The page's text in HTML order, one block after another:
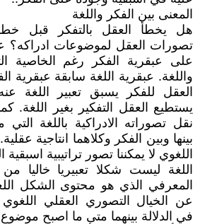
المعنى بين الفكر واللغة
هل يخطأ العقل بالتفكر قبل
تصورات العقل لموضوعات ادراكه؟
على عبقرية الفكر رغم الخاصية
واللغة. عبقرية اللغة سابقة عبقرية
العقل للفكر يسبق تعبير اللغة
يستطيع العقل التفكير بغير اللغة.
نقل تصوراته الادراكية باللغة
بينها وبين الفكر وكلاهما انتاجية
اللغوي لا يمكننا تصور تراتيبية
اللغة ليست شكلا تعبيريا خاليا
المعرفي الذي هو محتوى الشكل
عن الخيال التصوري العقلي اللغوي
في الدلالة بينهما متى ما اصبح موضوع